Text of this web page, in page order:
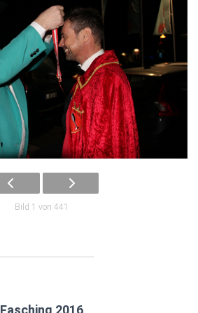
Bild 1 von 441
Fasching 2016